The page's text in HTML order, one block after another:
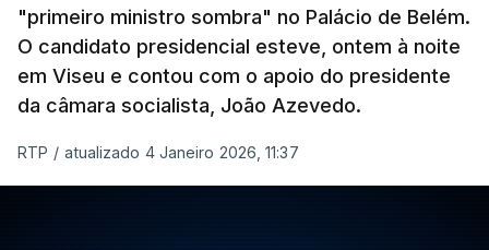
"primeiro ministro sombra" no Palácio de Belém.
O candidato presidencial esteve, ontem à noite
em Viseu e contou com o apoio do presidente
da câmara socialista, João Azevedo.
RTP / atualizado 4 Janeiro 2026, 11:37